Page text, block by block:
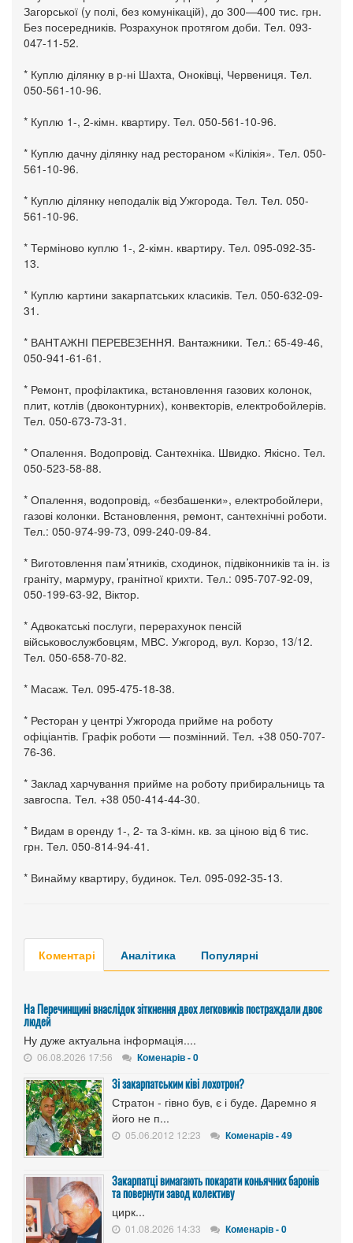
Загорської (у полі, без комунікацій), до 300—400 тис. грн.
Без посередників. Розрахунок протягом доби. Тел. 093-
047-11-52.
* Куплю ділянку в р-ні Шахта, Оноківці, Червениця. Тел.
050-561-10-96.
* Куплю 1-, 2-кімн. квартиру. Тел. 050-561-10-96.
* Куплю дачну ділянку над рестораном «Кілікія». Тел. 050-
561-10-96.
* Куплю ділянку неподалік від Ужгорода. Тел. Тел. 050-
561-10-96.
* Терміново куплю 1-, 2-кімн. квартиру. Тел. 095-092-35-
13.
* Куплю картини закарпатських класиків. Тел. 050-632-09-
31.
* ВАНТАЖНІ ПЕРЕВЕЗЕННЯ. Вантажники. Тел.: 65-49-46,
050-941-61-61.
* Ремонт, профілактика, встановлення газових колонок,
плит, котлів (двоконтурних), конвекторів, електробойлерів.
Тел. 050-673-73-31.
* Опалення. Водопровід. Сантехніка. Швидко. Якісно. Тел.
050-523-58-88.
* Опалення, водопровід, «безбашенки», електробойлери,
газові колонки. Встановлення, ремонт, сантехнічні роботи.
Тел.: 050-974-99-73, 099-240-09-84.
* Виготовлення пам’ятників, сходинок, підвіконників та ін. із
граніту, мармуру, гранітної крихти. Тел.: 095-707-92-09,
050-199-63-92, Віктор.
* Адвокатські послуги, перерахунок пенсій
військовослужбовцям, МВС. Ужгород, вул. Корзо, 13/12.
Тел. 050-658-70-82.
* Масаж. Тел. 095-475-18-38.
* Ресторан у центрі Ужгорода прийме на роботу
офіціантів. Графік роботи — позмінний. Тел. +38 050-707-
76-36.
* Заклад харчування прийме на роботу прибиральниць та
завгоспа. Тел. +38 050-414-44-30.
* Видам в оренду 1-, 2- та 3-кімн. кв. за ціною від 6 тис.
грн. Тел. 050-814-94-41.
* Винайму квартиру, будинок. Тел. 095-092-35-13.
Коментарі Аналітика Популярні
На Перечинщині внаслідок зіткнення двох легковиків постраждали двоє
людей
Ну дуже актуальна інформація....
06.08.2026 17:56 Коменарів - 0
Зі закарпатським ківі лохотрон?
Стратон - гівно був, є і буде. Даремно я
його не п...
05.06.2012 12:23 Коменарів - 49
Закарпатці вимагають покарати коньячних баронів
та повернути завод колективу
цирк...
01.08.2026 14:33 Коменарів - 0